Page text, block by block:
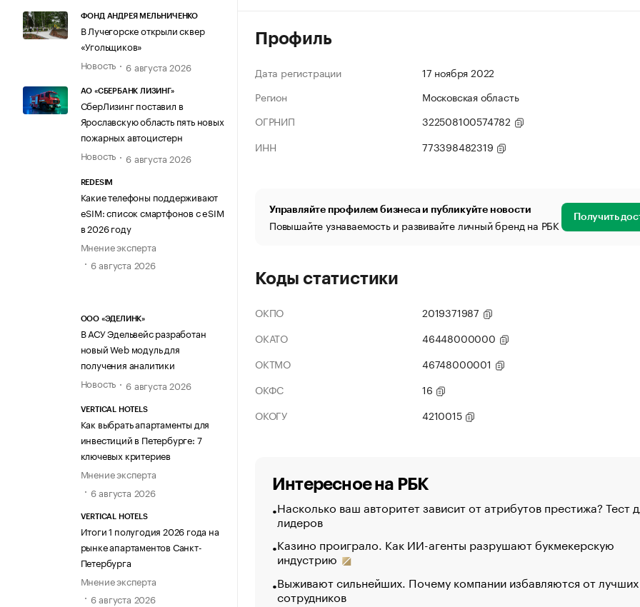
ФОНД АНДРЕЯ МЕЛЬНИЧЕНКО
В Лучегорске открыли сквер
«Угольщиков»
Новость
6 августа 2026
АО «СБЕРБАНК ЛИЗИНГ»
СберЛизинг поставил в
Ярославскую область пять новых
пожарных автоцистерн
Новость
6 августа 2026
REDESIM
Какие телефоны поддерживают
eSIM: список смартфонов с eSIM
в 2026 году
Мнение эксперта
6 августа 2026
ООО «ЭДЕЛИНК»
В АСУ Эдельвейс разработан
новый Web модуль для
получения аналитики
Новость
6 августа 2026
VERTICAL HOTELS
Как выбрать апартаменты для
инвестиций в Петербурге: 7
ключевых критериев
Мнение эксперта
6 августа 2026
VERTICAL HOTELS
Итоги 1 полугодия 2026 года на
рынке апартаментов Санкт-
Петербурга
Мнение эксперта
6 августа 2026
Профиль
Дата регистрации
17 ноября 2022
Регион
Московская область
ОГРНИП
322508100574782
ИНН
773398482319
Управляйте профилем бизнеса и публикуйте новости
Повышайте узнаваемость и развивайте личный бренд на РБК Получить
Коды статистики
ОКПО
2019371987
ОКАТО
46448000000
ОКТМО
46748000001
ОКФС
16
ОКОГУ
4210015
Интересное на РБК
Насколько ваш авторитет зависит от атрибутов престижа? Тест
лидеров
Казино проиграло. Как ИИ-агенты разрушают букмекерскую
индустрию
Выживают сильнейших. Почему компании избавляются от лучших
сотрудников